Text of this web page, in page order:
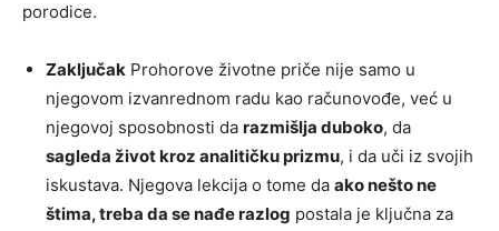
porodice.
Zaključak Prohorove životne priče nije samo u
njegovom izvanrednom radu kao računovođe, već u
njegovoj sposobnosti da razmišlja duboko, da
sagleda život kroz analitičku prizmu, i da uči iz svojih
iskustava. Njegova lekcija o tome da ako nešto ne
štima, treba da se nađe razlog postala je ključna za